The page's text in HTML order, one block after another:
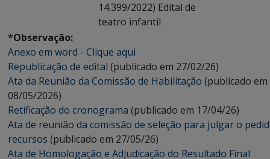
14.399/2022) Edital de
teatro infantil
*Observação:
Anexo em word - Clique aqui
Republicação de edital (publicado em 27/02/26)
Ata da Reunião da Comissão de Habilitação (publicado em
08/05/2026)
Retificação do cronograma (publicado em 17/04/26)
Ata de reunião da comissão de seleção para julgar o
recursos (publicado em 27/05/26)
Ata de Homologação e Adjudicação do Resultado Final